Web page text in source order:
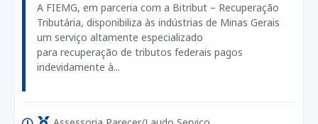
A FIEMG, em parceria com a Bitribut – Recuperação
Tributária, disponibiliza às indústrias de Minas Gerais
um serviço altamente especializado
para recuperação de tributos federais pagos
indevidamente à...